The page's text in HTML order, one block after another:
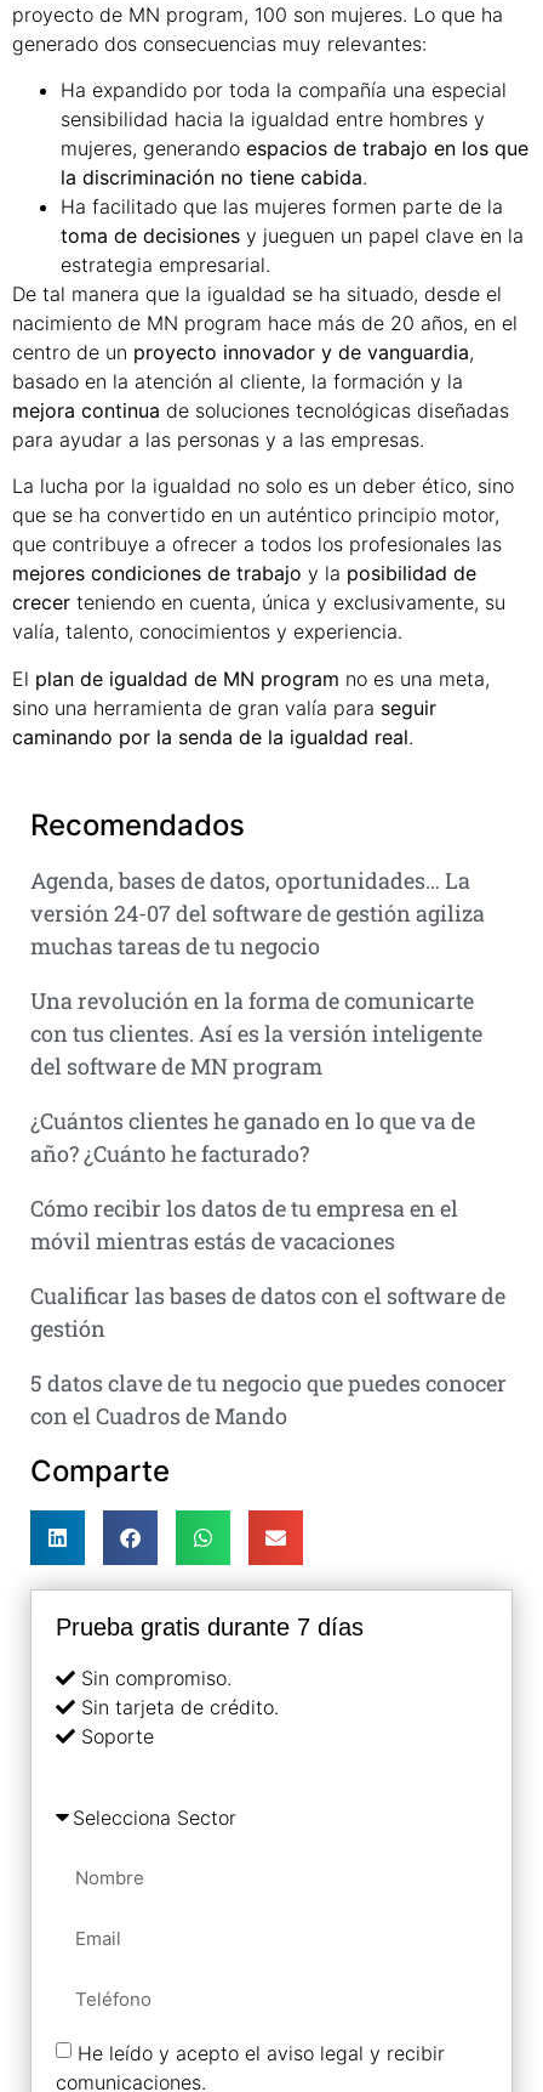
proyecto de MN program, 100 son mujeres. Lo que ha
generado dos consecuencias muy relevantes:
Ha expandido por toda la compañía una especial
sensibilidad hacia la igualdad entre hombres y
mujeres, generando espacios de trabajo en los que
la discriminación no tiene cabida.
Ha facilitado que las mujeres formen parte de la
toma de decisiones y jueguen un papel clave en la
estrategia empresarial.
De tal manera que la igualdad se ha situado, desde el
nacimiento de MN program hace más de 20 años, en el
centro de un proyecto innovador y de vanguardia,
basado en la atención al cliente, la formación y la
mejora continua de soluciones tecnológicas diseñadas
para ayudar a las personas y a las empresas.
La lucha por la igualdad no solo es un deber ético, sino
que se ha convertido en un auténtico principio motor,
que contribuye a ofrecer a todos los profesionales las
mejores condiciones de trabajo y la posibilidad de
crecer teniendo en cuenta, única y exclusivamente, su
valía, talento, conocimientos y experiencia.
El plan de igualdad de MN program no es una meta,
sino una herramienta de gran valía para seguir
caminando por la senda de la igualdad real.
Recomendados
Agenda, bases de datos, oportunidades… La
versión 24-07 del software de gestión agiliza
muchas tareas de tu negocio
Una revolución en la forma de comunicarte
con tus clientes. Así es la versión inteligente
del software de MN program
¿Cuántos clientes he ganado en lo que va de
año? ¿Cuánto he facturado?
Cómo recibir los datos de tu empresa en el
móvil mientras estás de vacaciones
Cualificar las bases de datos con el software de
gestión
5 datos clave de tu negocio que puedes conocer
con el Cuadros de Mando
Comparte
Prueba gratis durante 7 días
Sin compromiso.
Sin tarjeta de crédito.
Soporte
He leído y acepto el aviso legal y recibir
comunicaciones.